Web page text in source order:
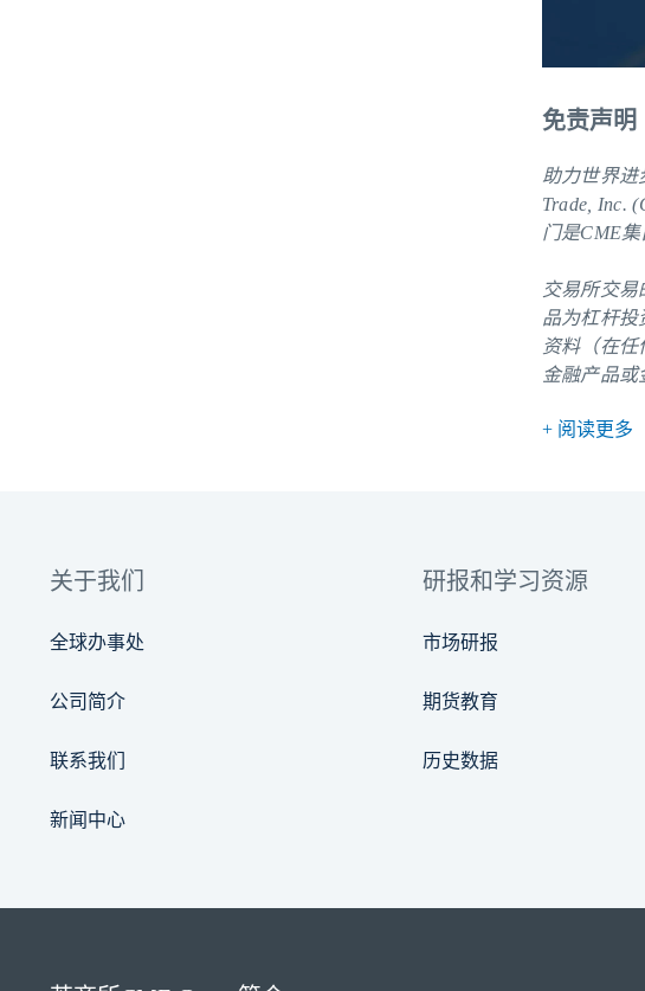
免责声明
助力世界进
Trade, Inc.
门是CME
交易所交
品为杠杆投
资料（在
金融产品或
+ 阅读更多
关于我们
全球办事处
公司简介
联系我们
新闻中心
研报和学习资源
市场研报
期货教育
历史数据